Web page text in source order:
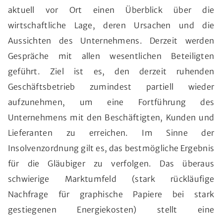
aktuell vor Ort einen Überblick über die
wirtschaftliche Lage, deren Ursachen und die
Aussichten des Unternehmens. Derzeit werden
Gespräche mit allen wesentlichen Beteiligten
geführt. Ziel ist es, den derzeit ruhenden
Geschäftsbetrieb zumindest partiell wieder
aufzunehmen, um eine Fortführung des
Unternehmens mit den Beschäftigten, Kunden und
Lieferanten zu erreichen. Im Sinne der
Insolvenzordnung gilt es, das bestmögliche Ergebnis
für die Gläubiger zu verfolgen. Das überaus
schwierige Marktumfeld (stark rückläufige
Nachfrage für graphische Papiere bei stark
gestiegenen Energiekosten) stellt eine